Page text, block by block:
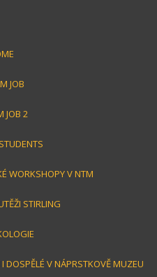
JOB
JOB 2
WORKSHOPY V NTM
STIRLING
DOSPĚLÉ V NÁPRSTKOVĚ MUZEU